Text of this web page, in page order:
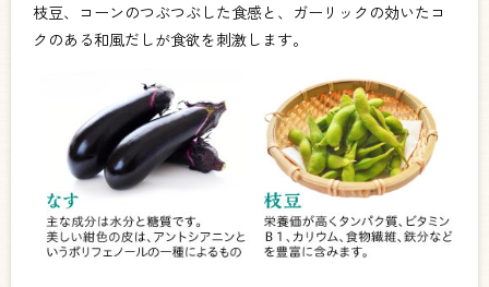
枝豆、コーンのつぶつぶした食感と、ガーリックの効いたコ
クのある和風だしが食欲を刺激します。